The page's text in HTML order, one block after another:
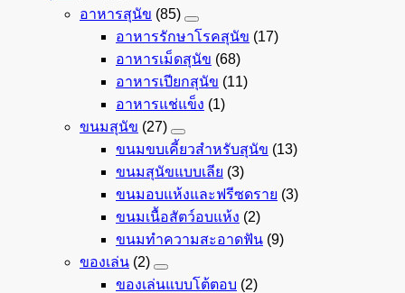
อาหารสุนัข (85)
อาหารรักษาโรคสุนัข (17)
อาหารเม็ดสุนัข (68)
อาหารเปียกสุนัข (11)
อาหารแช่แข็ง (1)
ขนมสุนัข (27)
ขนมขบเคี้ยวสำหรับสุนัข (13)
ขนมสุนัขแบบเลีย (3)
ขนมอบแห้งและฟรีซดราย (3)
ขนมเนื้อสัตว์อบแห้ง (2)
ขนมทำความสะอาดฟัน (9)
ของเล่น (2)
ของเล่นแบบโต้ตอบ (2)